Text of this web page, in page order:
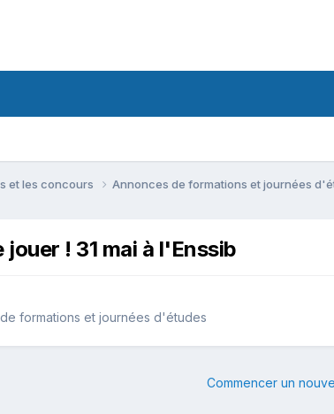
et les concours Annonces de formations et journées
! 31 mai à l'Enssib
formations et journées d'études
Commencer un